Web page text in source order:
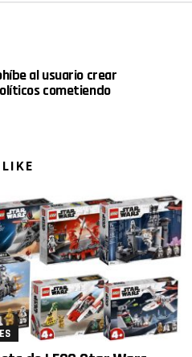
al usuario crear
cometiendo